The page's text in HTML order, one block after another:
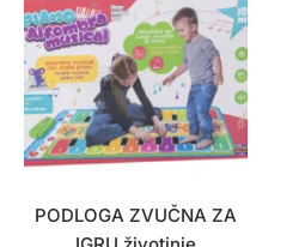
PODLOGA ZVUČNA ZA